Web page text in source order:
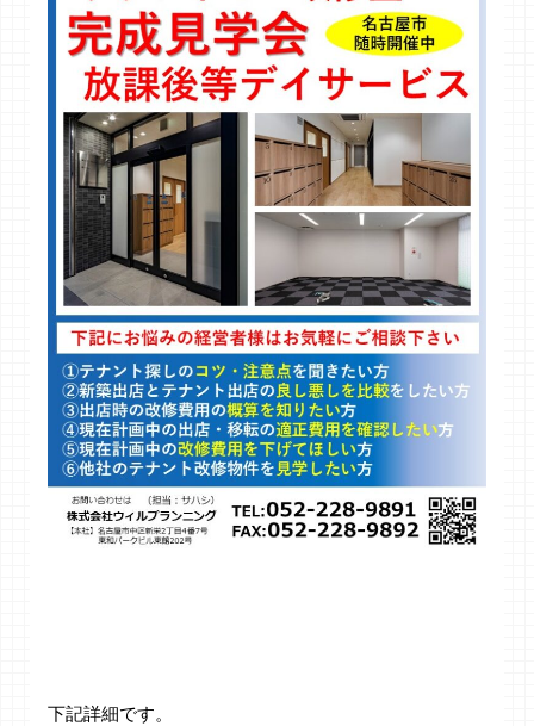
下記詳細です。